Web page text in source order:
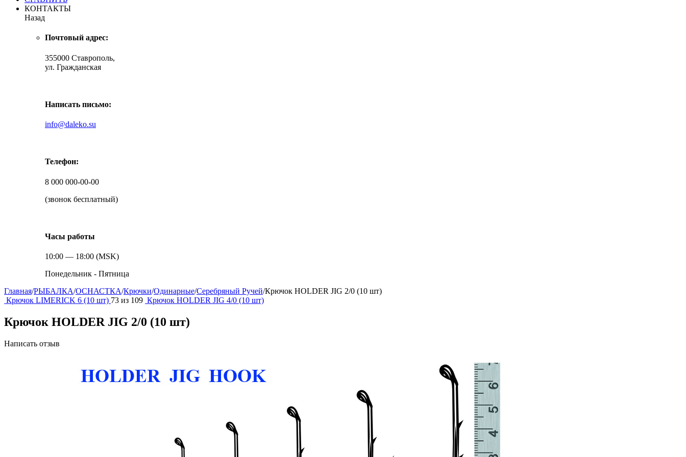
КОНТАКТЫ
Назад
Почтовый адрес:
355000 Ставрополь,
ул. Гражданская
Написать письмо:
info@daleko.su
Телефон:
8 000 000-00-00
(звонок бесплатный)
Часы работы
10:00 — 18:00 (MSK)
Понедельник - Пятница
Главная/РЫБАЛКА/ОСНАСТКА/Крючки/Одинарные/Серебряный Ручей/Крючок HOLDER JIG 2/0 (10 шт)
Крючок LIMERICK 6 (10 шт) 73 из 109 Крючок HOLDER JIG 4/0 (10 шт)
Крючок HOLDER JIG 2/0 (10 шт)
Написать отзыв